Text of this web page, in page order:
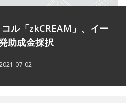
ル「zkCREAM」、イー
助成金採択
07-02